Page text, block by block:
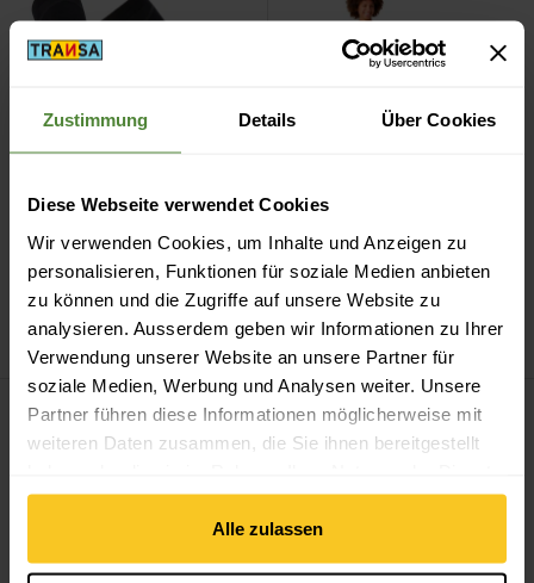
Zustimmung Details Über Cookies
Diese Webseite verwendet Cookies
Wir verwenden Cookies, um Inhalte und Anzeigen zu
personalisieren, Funktionen für soziale Medien anbieten
zu können und die Zugriffe auf unsere Website zu
analysieren. Ausserdem geben wir Informationen zu Ihrer
Verwendung unserer Website an unsere Partner für
soziale Medien, Werbung und Analysen weiter. Unsere
Partner führen diese Informationen möglicherweise mit
weiteren Daten zusammen, die Sie ihnen bereitgestellt
gesammelt haben.
Alle zulassen
blacklaguna blue
Farbvarianten im Sale
Smartwool
CHF35.90
blackheather
emerald green hthr
Farbvarianten im Sale
CHF 85.90
Sale
Ws Ski Targeted Cushion Compression Prin OTC Socks
Kids' Ski Light Cushion OTC